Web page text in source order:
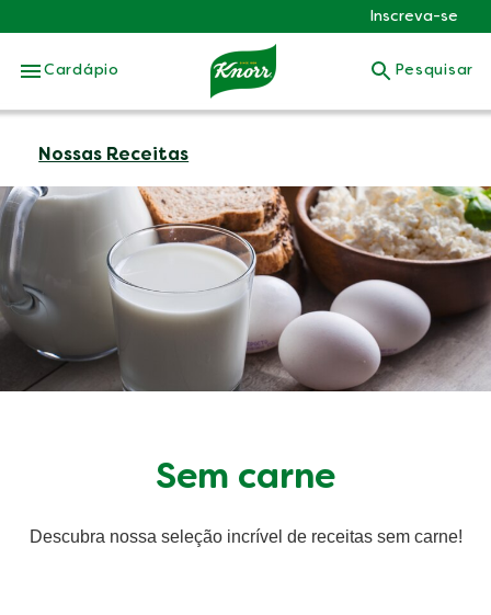
Skip to:
Inscreva-se
Cardápio Pesquisar
Nossas Receitas
Sem carne
Descubra nossa seleção incrível de receitas sem carne!